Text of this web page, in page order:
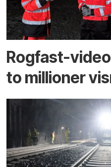
Rogfast-
to millioner